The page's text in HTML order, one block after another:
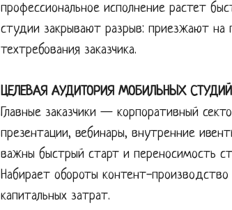
профессиональное исполнение растет
студии закрывают разрыв: приезжают
техтребования заказчика.
ЦЕЛЕВАЯ АУДИТОРИЯ МОБИЛЬНЫХ СТУДИЙ
Главные заказчики — корпоративный
презентации, вебинары, внутренние
важны быстрый старт и переносимость
Набирает обороты контент-
капитальных затрат.